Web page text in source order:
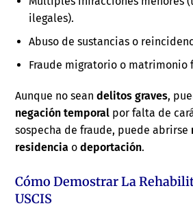
ilegales).
Abuso de sustancias o
Fraude migratorio o matrimonio
Aunque no seandelitos graves,
negación temporal por falta de
sospecha de fraude, puede abrirse
residencia odeportación.
Cómo Demostrar La
USCIS